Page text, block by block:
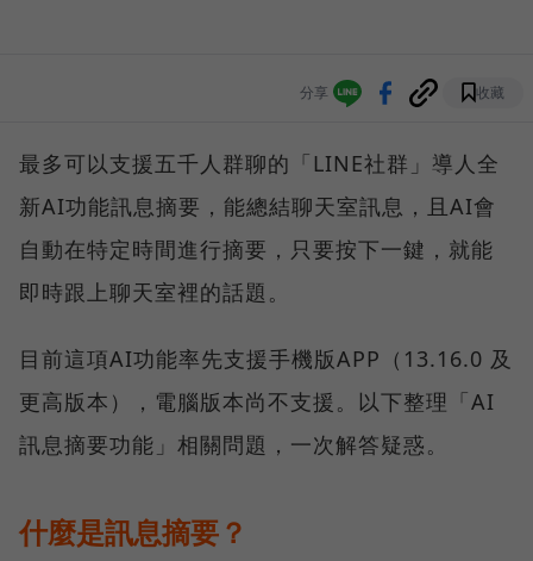
分享 收藏
最多可以支援五千人群聊的「LINE社群」導人全
新AI功能訊息摘要，能總結聊天室訊息，且AI會
自動在特定時間進行摘要，只要按下一鍵，就能
即時跟上聊天室裡的話題。
目前這項AI功能率先支援手機版APP（13.16.0 及
更高版本），電腦版本尚不支援。以下整理「AI
訊息摘要功能」相關問題，一次解答疑惑。
什麼是訊息摘要？